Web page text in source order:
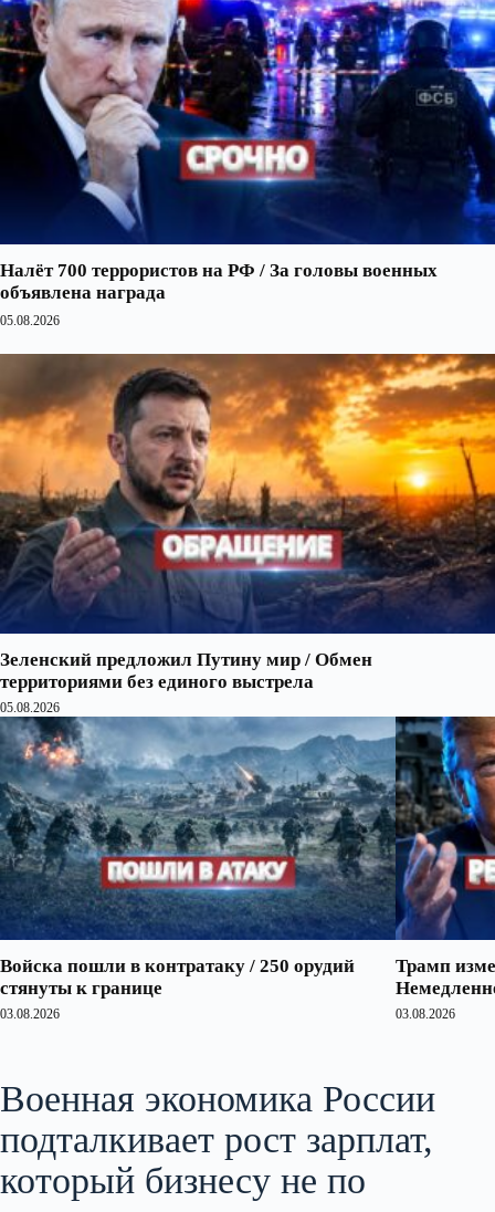
Налёт 700 террористов на РФ / За головы военных
объявлена награда
05.08.2026
Зеленский предложил Путину мир / Обмен
территориями без единого выстрела
05.08.2026
Войска пошли в контратаку / 250 орудий
стянуты к границе
03.08.2026
Трамп
03.08.2026
Военная экономика России
подталкивает рост зарплат,
который бизнесу не по